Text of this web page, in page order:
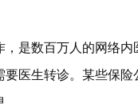
是数百万人的网络内
医生转诊。某些保